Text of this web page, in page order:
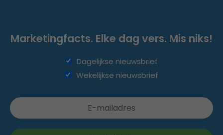
Marketingfacts. Elke dag vers. Mis niks!
Dagelijkse nieuwsbrief
Wekelijkse nieuwsbrief